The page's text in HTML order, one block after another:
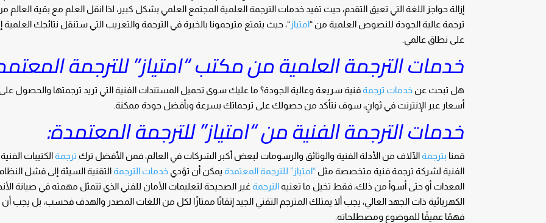
إزالة حواجز اللغة التي تعيق التقدم، حيث تفيد خدمات الترجمة العلمية المجتمع العلمي بشكل كبير، لذا انقل العلم مع بقية العالم
ترجمة عالية الجودة للنصوص العلمية من “امتياز“، حيث يتمتع مترجمونا بالخبرة في الترجمة والتعريب التي ستنقل نتائجك العلمية
على نطاق عالمي.
خدمات الترجمة العلمية من مكتب “امتياز” للترجمة
هل تبحث عنخدمات ترجمةفنية سريعة وعالية الجودة؟ ما عليك سوى تحميل المستندات الفنية التي تريد ترجمتها والحصول
أسعار عبر الإنترنت في ثوانٍ، سوف نتأكد من حصولك على ترجماتك بسرعة وبأفضل جودة ممكنة.
خدمات الترجمة الفنية من “امتياز” للترجمة المعتمدة:
قمنا بترجمةالآلاف من الأدلة الفنية والوثائق والرسومات لبعض أكبر الشركات في العالم، فمن الأفضل ترك ترجمةالكتيبات
الفنية لشركة ترجمة فنية متخصصة مثل“امتياز” للترجمة المعتمدة يمكن أن تؤديخدمات الترجمةالتقنية السيئة إلى فشل
المعدات أو حتى أسوأ من ذلك، فقط تخيل ما تعنيهالترجمة غير الصحيحة لتعليمات الأمان للفني الذي تتمثل مهمته في صيانة
الكهربائية ذات الجهد العالي، يجب ألا يمتلك المترجم التقني الجيد إتقانًا ممتازًا لكل من اللغات المصدر والهدف فحسب، بل يجب
فهمًا عميقًا للموضوع ومصطلحاته.